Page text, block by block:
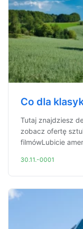
Co dla
Tutaj znajdziesz
zobacz ofertę
filmówLubicie
30.11.-0001